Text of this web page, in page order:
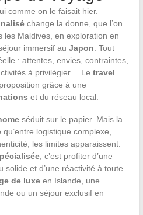
comme on le faisait hier.
change la donne, que l’on
les Maldives, en exploration en
immersif au Japon . Tout
: attentes, envies, contraintes,
à privilégier… Le travel
grâce à une
et du réseau local.
séduit sur le papier. Mais la
logistique complexe,
les limites apparaissent.
, c’est profiter d’une
solide et d’une réactivité à toute
de luxeen Islande, une
ou un séjour exclusif en